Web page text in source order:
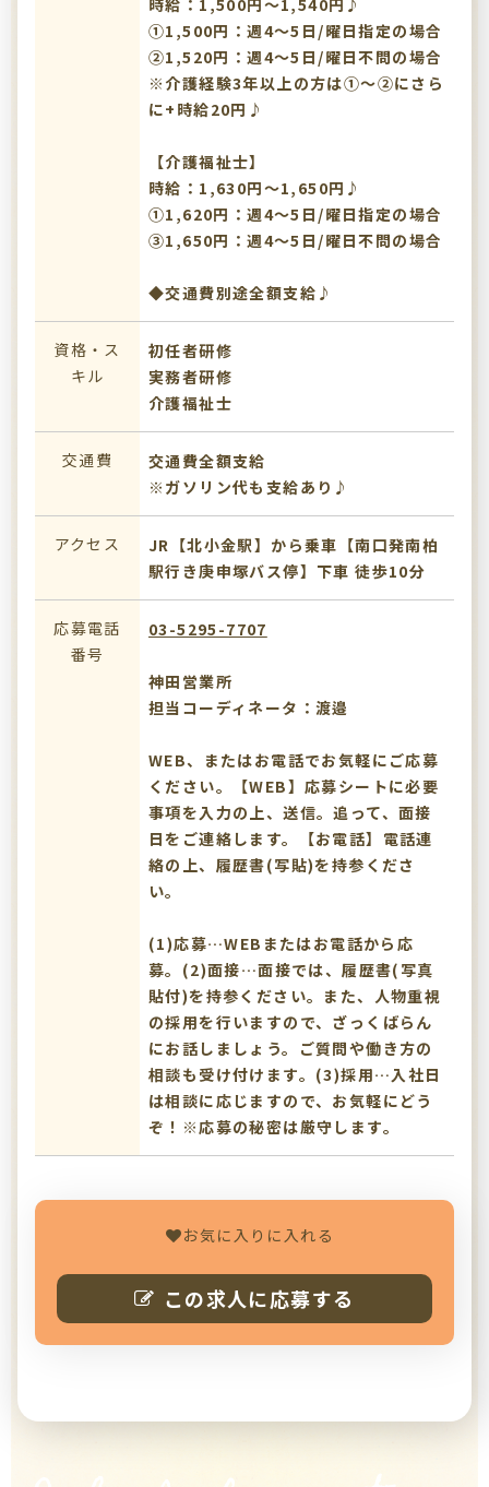
時給：1,500円～1,540円♪
①1,500円：週4～5日/曜日指定の場合
➁1,520円：週4～5日/曜日不問の場合
※介護経験3年以上の方は①～➁にさら
に+時給20円♪
【介護福祉士】
時給：1,630円～1,650円♪
①1,620円：週4～5日/曜日指定の場合
③1,650円：週4～5日/曜日不問の場合
◆交通費別途全額支給♪
資格・ス
キル
初任者研修
実務者研修
介護福祉士
交通費
交通費全額支給
※ガソリン代も支給あり♪
アクセス
JR【北小金駅】から乗車【南口発南柏
駅行き庚申塚バス停】下車 徒歩10分
応募電話
番号
03-5295-7707
神田営業所
担当コーディネータ：渡邉
WEB、またはお電話でお気軽にご応募
ください。【WEB】応募シートに必要
事項を入力の上、送信。追って、面接
日をご連絡します。【お電話】電話連
絡の上、履歴書(写貼)を持参くださ
い。
(1)応募…WEBまたはお電話から応
募。(2)面接…面接では、履歴書(写真
貼付)を持参ください。また、人物重視
の採用を行いますので、ざっくばらん
にお話しましょう。ご質問や働き方の
相談も受け付けます。(3)採用…入社日
は相談に応じますので、お気軽にどう
ぞ！※応募の秘密は厳守します。
お気に入りに入れる
この求人に応募する